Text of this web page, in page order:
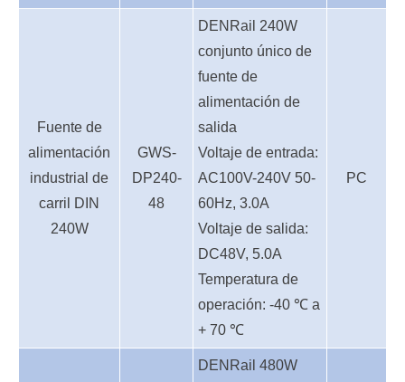
Fuente de
alimentación
industrial de
carril DIN
240W
GWS-
DP240-
48
DEN Rail 240W
conjunto único de
fuente de
alimentación de
salida
Voltaje de entrada:
AC100V-240V 50-
60Hz, 3.0A
Voltaje de salida:
DC48V, 5.0A
Temperatura de
operación: -40 ℃ a
+ 70 ℃
PC
DEN Rail 480W